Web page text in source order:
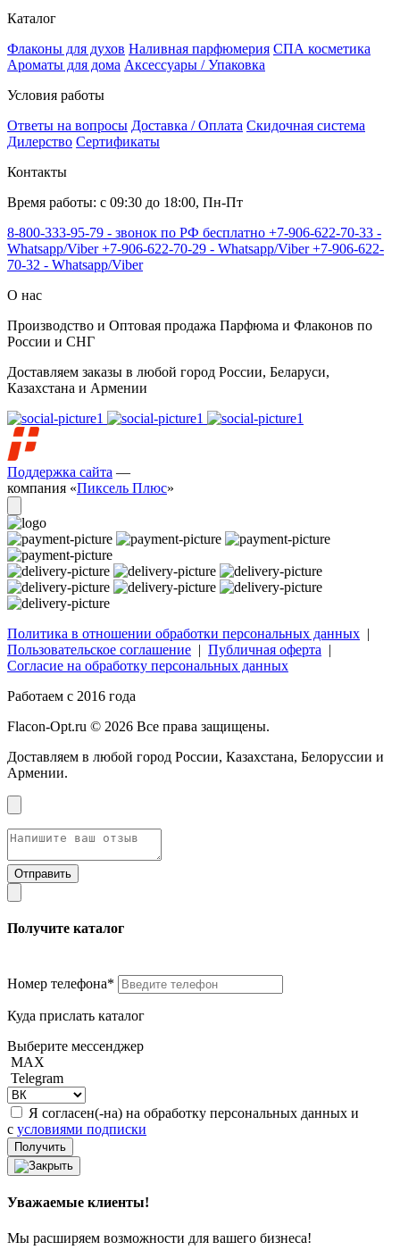
Каталог
Флаконы для духов Наливная парфюмерия СПА косметика
Ароматы для дома Аксессуары / Упаковка
Условия работы
Ответы на вопросы Доставка / Оплата Скидочная система
Дилерство Сертификаты
Контакты
Время работы: с 09:30 до 18:00, Пн-Пт
8-800-333-95-79 - звонок по РФ бесплатно +7-906-622-70-33 -
Whatsapp/Viber+7-906-622-70-29 - Whatsapp/Viber+7-906-622-
70-32 - Whatsapp/Viber
О нас
Производство и Оптовая продажа Парфюма и Флаконов по
России и СНГ
Доставляем заказы в любой город России, Беларуси,
Казахстана и Армении
Поддержка сайта —
компания «Пиксель Плюс»
Политика в отношении обработки персональных данных |
Пользовательское соглашение | Публичная оферта |
Согласие на обработку персональных данных
Работаем с 2016 года
Flacon-Opt.ru © 2026 Все права защищены.
Доставляем в любой город России, Казахстана, Белоруссии и
Армении.
Получите каталог
Номер телефона*
Куда прислать каталог
Выберите мессенджер
MAX
Telegram
Я согласен(-на) на обработку персональных данных и
с условиями подписки
Уважаемые клиенты!
Мы расширяем возможности для вашего бизнеса!